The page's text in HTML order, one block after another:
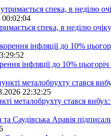
00:02:04
спека, в неділю
інфляції до 10%
22:32:25
металобрухту стався